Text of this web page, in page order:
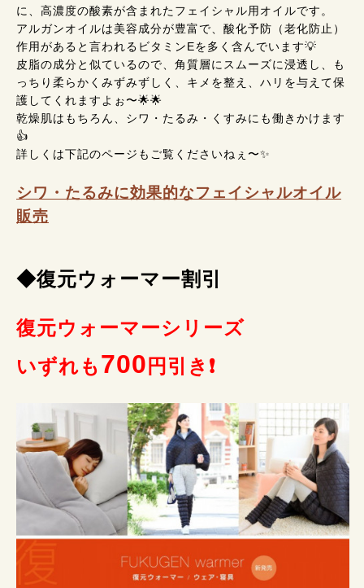
に、高濃度の酸素が含まれたフェイシャル用オイルです。
アルガンオイルは美容成分が豊富で、酸化予防（老化防止）
作用があると言われるビタミンEを多く含んでいます💡
皮脂の成分と似ているので、角質層にスムーズに浸透し、も
っちり柔らかくみずみずしく、キメを整え、ハリを与えて保
護してくれますよぉ〜🌟🌟
乾燥肌はもちろん、シワ・たるみ・くすみにも働きかけます
👍
詳しくは下記のページもご覧くださいねぇ〜✨
シワ・たるみに効果的なフェイシャルオイル
販売
◆復元ウォーマー割引
復元ウォーマーシリーズ
いずれも700 円引き❗